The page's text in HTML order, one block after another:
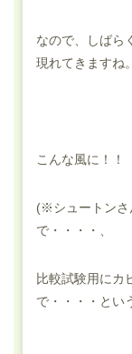
なので、しばら
現れてきますね。
こんな風に！！
(※シュートンさ
で・・・・、
比較試験用にカ
で・・・・とい